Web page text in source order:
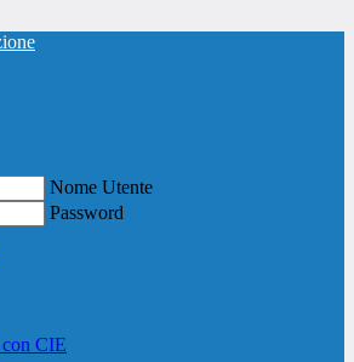
Nome Utente
Password
CIE